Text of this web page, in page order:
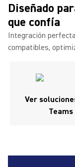
Diseñado
que confía
Integración
compatibles,
Ver
Teams